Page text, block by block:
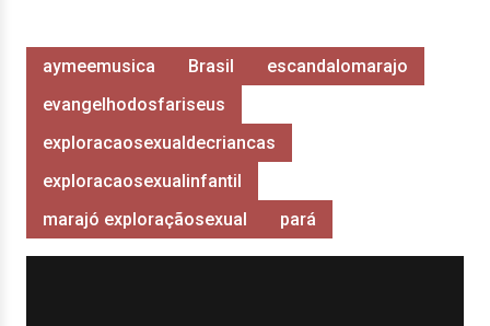
aymeemusica Brasil
escandalomarajo
evangelhodosfariseus
exploracaosexualdecriancas
exploracaosexualinfantil
marajó exploraçãosexual
pará